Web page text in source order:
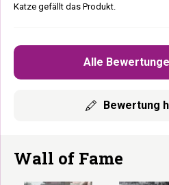
Alle
Bewertung
Katze gefällt das Produkt.
Wall of Fame